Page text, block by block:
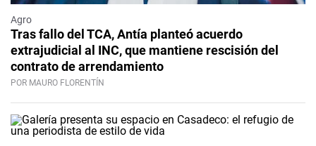
Agro
Tras fallo del TCA, Antía planteó acuerdo
extrajudicial al INC, que mantiene rescisión del
contrato de arrendamiento
POR MAURO FLORENTÍN